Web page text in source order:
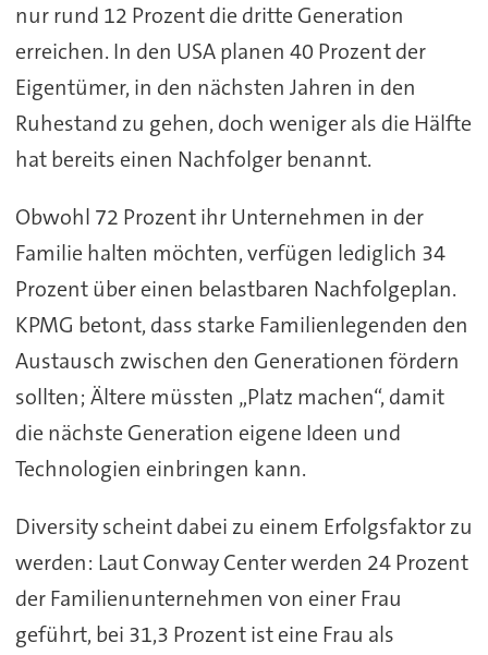
nur rund 12 Prozent die dritte Generation
erreichen. In den USA planen 40 Prozent der
Eigentümer, in den nächsten Jahren in den
Ruhestand zu gehen, doch weniger als die Hälfte
hat bereits einen Nachfolger benannt.
Obwohl 72 Prozent ihr Unternehmen in der
Familie halten möchten, verfügen lediglich 34
Prozent über einen belastbaren Nachfolgeplan.
KPMG betont, dass starke Familienlegenden den
Austausch zwischen den Generationen fördern
sollten; Ältere müssten „Platz machen“, damit
die nächste Generation eigene Ideen und
Technologien einbringen kann.
Diversity scheint dabei zu einem Erfolgsfaktor zu
werden: Laut Conway Center werden 24 Prozent
der Familienunternehmen von einer Frau
geführt, bei 31,3 Prozent ist eine Frau als